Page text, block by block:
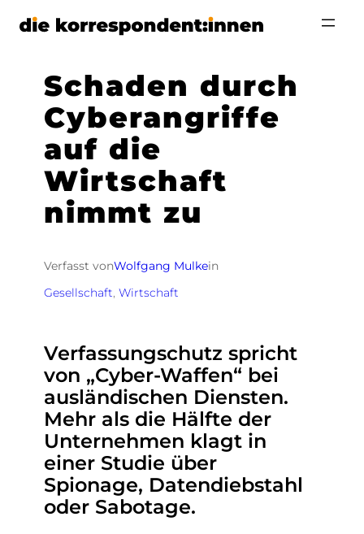
Zum
Schaden durch
Cyberangriffe
auf die
Wirtschaft
nimmt zu
Verfasst vonWolfgang Mulkein
Gesellschaft, Wirtschaft
Verfassungschutz spricht
von „Cyber-Waffen“ bei
ausländischen Diensten.
Mehr als die Hälfte der
Unternehmen klagt in
einer Studie über
Spionage, Datendiebstahl
oder Sabotage.